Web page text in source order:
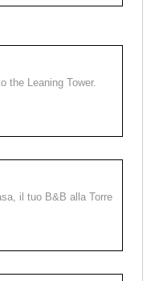
the Leaning Tower.
il tuo B&B alla Torre